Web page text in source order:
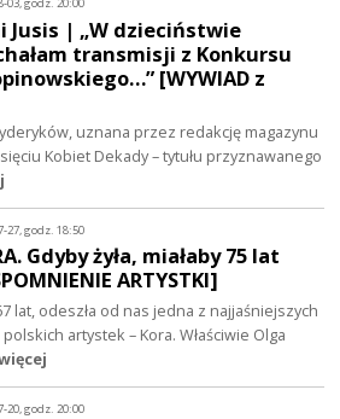
Jusis | „W dzieciństwie
transmisji z Konkursu
[WYWIAD z
uznana przez redakcję magazynu
Kobiet Dekady – tytułu przyznawanego
27, godz. 18:50
Gdyby żyła, miałaby 75 lat
ARTYSTKI]
lat, odeszła od nas jedna z najjaśniejszych
artystek – Kora. Właściwie Olga
20, godz. 20:00